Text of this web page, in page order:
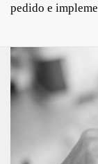
pedido e